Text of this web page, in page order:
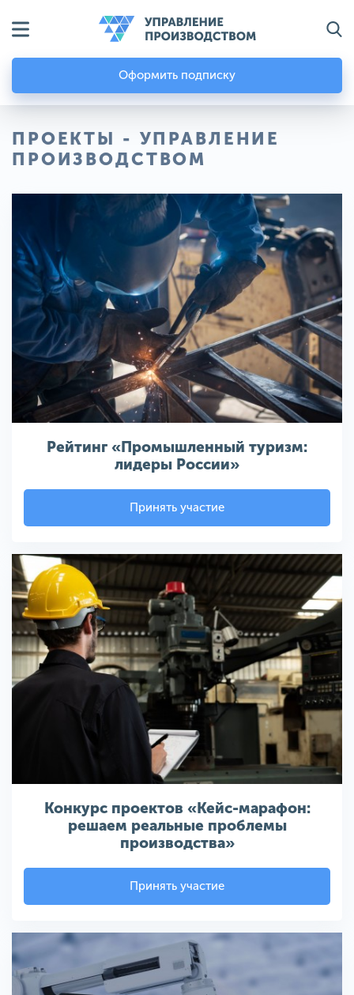
Оформить подписку
ПРОЕКТЫ - УПРАВЛЕНИЕ
ПРОИЗВОДСТВОМ
Рейтинг «Промышленный туризм:
лидеры России»
Принять участие
Конкурс проектов «Кейс-марафон:
решаем реальные проблемы
производства»
Принять участие